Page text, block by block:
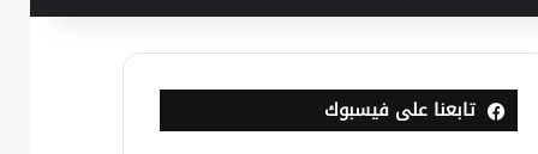
تابعنا على فيسبوك